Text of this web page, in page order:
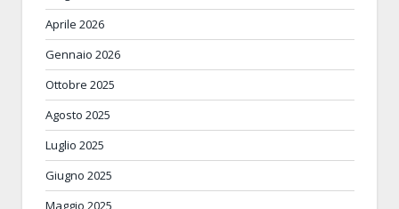
Aprile 2026
Gennaio 2026
Ottobre 2025
Agosto 2025
Luglio 2025
Giugno 2025
Maggio 2025